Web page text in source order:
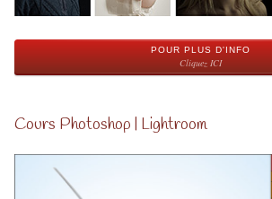
POUR PLUS D'INFO
Cliquez ICI
Cours Photoshop | Lightroom